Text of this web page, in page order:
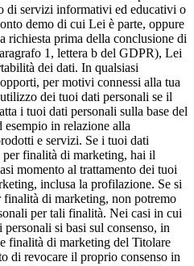
di servizi informativi ed educativi o
demo di cui Lei è parte, oppure
richiesta prima della conclusione di
1, lettera b del GDPR), Lei
dei dati. In qualsiasi
per motivi connessi alla tua
dei tuoi dati personali se il
i tuoi dati personali sulla base del
esempio in relazione alla
e servizi. Se i tuoi dati
finalità di marketing, hai il
momento al trattamento dei tuoi
inclusa la profilazione. Se si
finalità di marketing, non potremo
per tali finalità. Nei casi in cui
si basi sul consenso, in
finalità di marketing del Titolare
di revocare il proprio consenso in